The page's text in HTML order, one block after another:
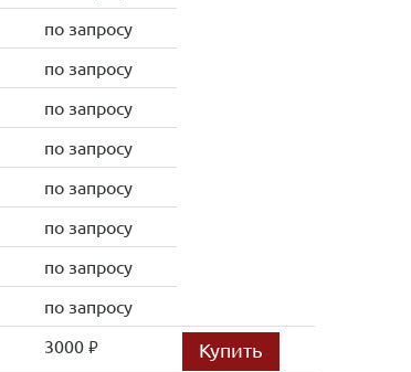
по запросу
по запросу
по запросу
по запросу
по запросу
по запросу
по запросу
по запросу
3000 руб. Купить